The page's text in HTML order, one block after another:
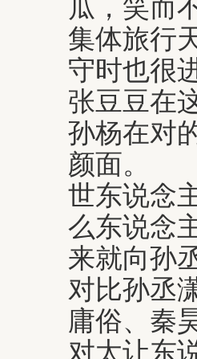
瓜，笑而
集体旅行
守时也很
张豆豆在
孙杨在对
颜面。
世东说念
么东说念
来就向孙
对比孙丞
庸俗、秦
对太让东